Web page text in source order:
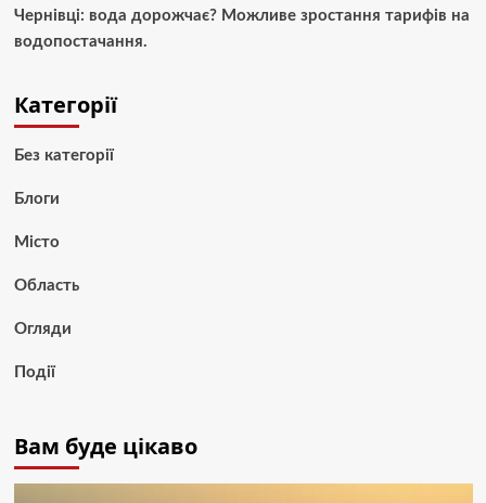
Чернівці: вода дорожчає? Можливе зростання тарифів на
водопостачання.
Категорії
Без категорії
Блоги
Місто
Область
Огляди
Події
Вам буде цікаво